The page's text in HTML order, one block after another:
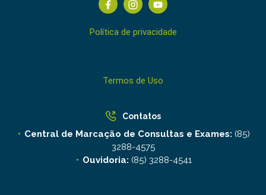
Política de privacidade
Termos de Uso
Contatos
Central de Marcação de Consultas e Exames: (85)
3288-4575
Ouvidoria: (85) 3288-4541